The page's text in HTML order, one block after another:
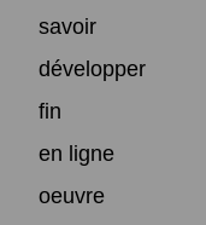
savoir
développer
fin
en ligne
oeuvre